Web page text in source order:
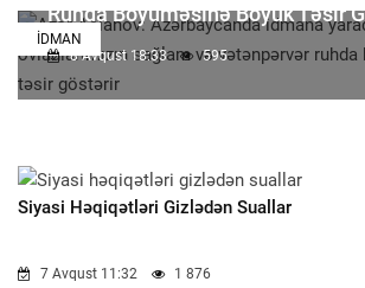
İDMAN
Ruhda Böyüməsinə Böyük Təsir
8 Avqust 18:33 595
Siyasi Həqiqətləri Gizlədən Suallar
7 Avqust 11:32 1 876